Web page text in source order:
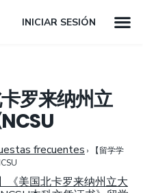
INICIAR SESIÓN
罗来纳州立
frecuentes ›
【留学学
《美国北卡罗来纳州立大